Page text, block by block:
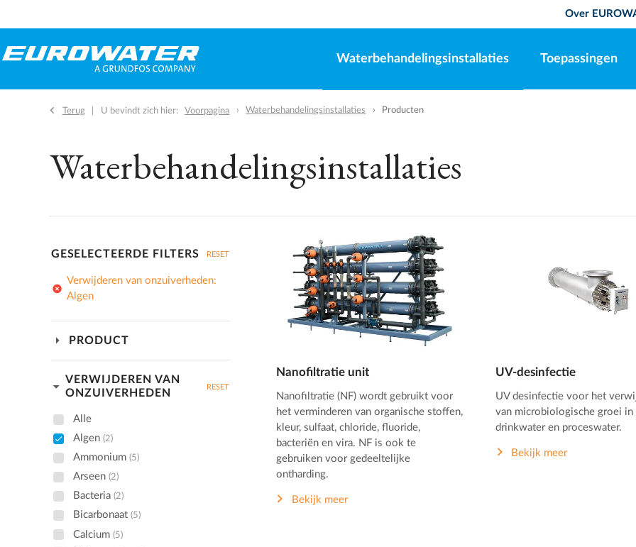
Over
Waterbehandelingsinstallaties Toepassingen
Terug U bevindt zich hier: Voorpagina Waterbehandelingsinstallaties Producten
Waterbehandelingsinstallaties
Nanofiltratie unit
Nanofiltratie (NF) wordt gebruikt voor
het verminderen van organische stoffen,
kleur, sulfaat, chloride, fluoride,
bacteriën en vira. NF is ook te
gebruiken voor gedeeltelijke
ontharding.
Bekijk meer
UV-desinfectie
UV desinfectie voor het
van microbiologische groei in
drinkwater en proceswater.
Bekijk meer
GESELECTEERDE FILTERS RESET
add_circle
Verwijderen van onzuiverheden:
Algen
arrow_drop_down PRODUCT
arrow_drop_down VERWIJDEREN VAN
ONZUIVERHEDEN
RESET
Alle
Algen(2)
Ammonium(5)
Arseen(2)
Bacteria(2)
Bicarbonaat(5)
Calcium(5)